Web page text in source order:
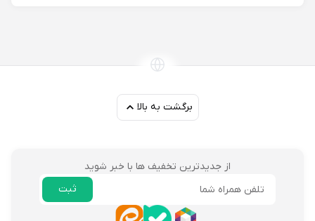
برگشت به بالا
از جدیدترین تخفیف ها با خبر شوید
ایمیل
ثبت